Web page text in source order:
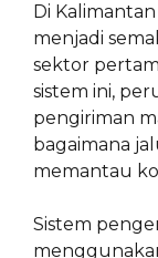
Di
menjadi
sektor
sistem ini,
pengiriman
bagaimana
memantau
Sistem